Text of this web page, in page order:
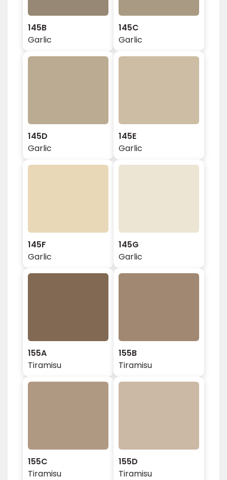
145B
Garlic
145C
Garlic
145D
Garlic
145E
Garlic
145F
Garlic
145G
Garlic
155A
Tiramisu
155B
Tiramisu
155C
Tiramisu
155D
Tiramisu